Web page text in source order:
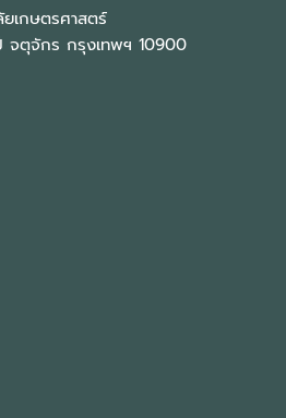
เกษตรศาสตร์
จตุจักร กรุงเทพฯ 10900